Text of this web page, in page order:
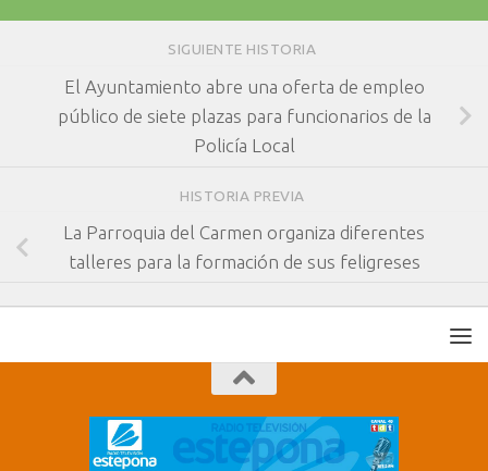
SIGUIENTE HISTORIA
El Ayuntamiento abre una oferta de empleo
público de siete plazas para funcionarios de la
Policía Local
HISTORIA PREVIA
La Parroquia del Carmen organiza diferentes
talleres para la formación de sus feligreses